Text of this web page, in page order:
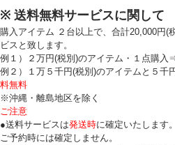
※ 送料無料サービスに関して
購入アイテム ２台以上で、合計20,000円(
ビスと致します。
例１）２万円(税別)のアイテム・１点購入
例２）１万５千円(税別)のアイテムと５
料無料
※沖縄・離島地区を除く
ご注意
●送料サービスは発送時に確定いたします。
ご予約時には確定しません。